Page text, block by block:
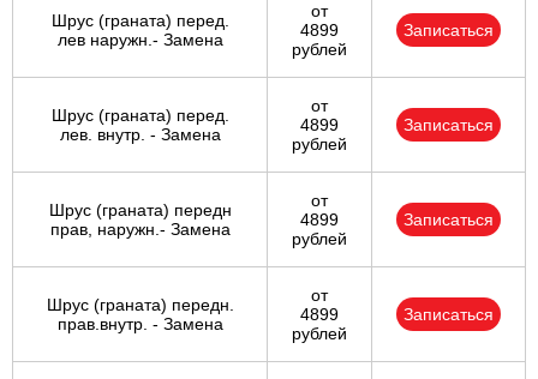
Шрус (граната) перед.
лев наружн.- Замена
от
4899
рублей
Записаться
Шрус (граната) перед.
лев. внутр. - Замена
от
4899
рублей
Записаться
Шрус (граната) передн
прав, наружн.- Замена
от
4899
рублей
Записаться
Шрус (граната) передн.
прав.внутр. - Замена
от
4899
рублей
Записаться